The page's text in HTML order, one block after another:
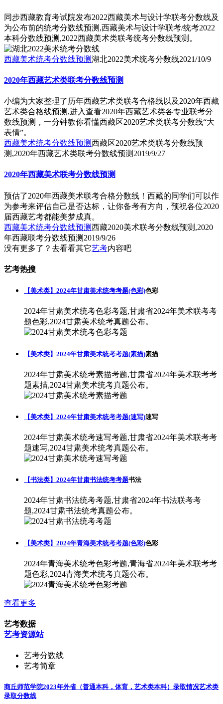
同步西藏教育考试院发布2022西藏美术与设计学联考分数线及
为公布前的统考分数线预测,西藏美术与设计学联考/统考2022
本科分数线预测,2022西藏美术类联考统考分数线预测。
西藏美术统考分数线预测湖北2022美术统考分数线2021/10/9
2020年西藏艺术类联考分数线预测
小编为大家整理了历年西藏艺术类联考合格线以及2020年西藏
艺术类合格线预测,进入查看2020年西藏艺术类各专业联考分
数线预测，一分钟教你看懂西藏区2020艺术类联考分数线“大
表情”。
西藏美术统考分数线预测西藏区2020艺术类联考分数线预
测,2020年西藏艺术类联考分数线预测 2019/9/27
2020年西藏美术联考分数线预测
预估了2020年西藏美术联考合格分数线！西藏的同学们可以作
为参考来评估自己是否达标，让你备考有方向，预祝各位2020
届西藏艺考都能美梦成真。
西藏美术统考分数线预测西藏2020美术联考分数线预测,2020
年西藏联考分数线预测 2019/9/26
没有更多了？去看看其它艺考内容吧
艺考热搜
【美术类】2024年甘肃美术统考考题(色彩)色彩
2024年甘肃美术统考色彩考题,甘肃省2024年美术联考考
题色彩,2024甘肃美术统考真题公布。
【美术类】2024年甘肃美术统考考题(素描)素描
2024年甘肃美术统考素描考题,甘肃省2024年美术联考考
题素描,2024甘肃美术统考真题公布。
【美术类】2024年甘肃美术统考考题(速写)速写
2024年甘肃美术统考速写考题,甘肃省2024年美术联考考
题速写,2024甘肃美术统考真题公布。
【书法类】2024年甘肃书法统考考题书法
2024年甘肃书法统考考题,甘肃省2024年书法联考考
题,2024甘肃书法统考真题公布。
【美术类】2024年青海美术统考考题(色彩)色彩
2024年青海美术统考色彩考题,青海省2024年美术联考考
题色彩,2024青海美术统考真题公布。
查看更多
艺考数据
艺考资源站
艺考分数线
艺考简章
商丘师范学院2023年外省（普通本科，体育，艺术类本科）录取情况艺术类
录取分数线